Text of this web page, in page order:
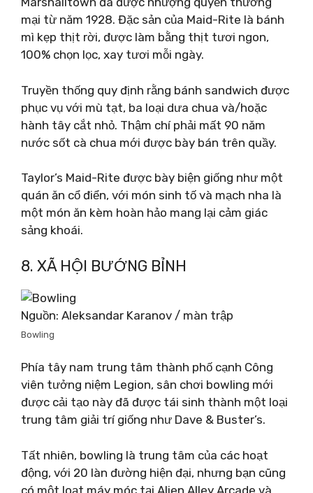
mại từ năm 1928. Đặc sản của Maid-Rite là bánh
mì kẹp thịt rời, được làm bằng thịt tươi ngon,
100% chọn lọc, xay tươi mỗi ngày.
Truyền thống quy định rằng bánh sandwich được
phục vụ với mù tạt, ba loại dưa chua và/hoặc
hành tây cắt nhỏ. Thậm chí phải mất 90 năm
nước sốt cà chua mới được bày bán trên quầy.
Taylor’s Maid-Rite được bày biện giống như một
quán ăn cổ điển, với món sinh tố và mạch nha là
một món ăn kèm hoàn hảo mang lại cảm giác
sảng khoái.
8. XÃ HỘI BƯỚNG BỈNH
Nguồn: Aleksandar Karanov / màn trập
Bowling
Phía tây nam trung tâm thành phố cạnh Công
viên tưởng niệm Legion, sân chơi bowling mới
được cải tạo này đã được tái sinh thành một loại
trung tâm giải trí giống như Dave & Buster’s.
Tất nhiên, bowling là trung tâm của các hoạt
động, với 20 làn đường hiện đại, nhưng bạn cũng
có một loạt máy móc tại Alien Alley Arcade và